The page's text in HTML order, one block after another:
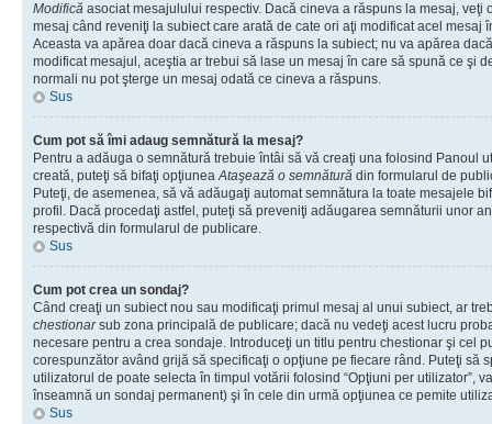
Modifică asociat mesajulului respectiv. Dacă cineva a răspuns la mesaj, veţi
mesaj când reveniţi la subiect care arată de cate ori aţi modificat acel mesaj
Aceasta va apărea doar dacă cineva a răspuns la subiect; nu va apărea
modificat mesajul, aceştia ar trebui să lase un mesaj în care să spună ce şi
normali nu pot şterge un mesaj odată ce cineva a răspuns.
Sus
Cum pot să îmi adaug semnătură la mesaj?
Pentru a adăuga o semnătură trebuie întâi să vă creaţi una folosind Panoul
creată, puteţi să bifaţi opţiuneaAtaşează o semnătură din formularul de
Puteţi, de asemenea, să vă adăugaţi automat semnătura la toate mesajele
profil. Dacă procedaţi astfel, puteţi să preveniţi adăugarea semnăturii unor
respectivă din formularul de publicare.
Sus
Cum pot crea un sondaj?
Când creaţi un subiect nou sau modificaţi primul mesaj al unui subiect, ar
chestionarsub zona principală de publicare; dacă nu vedeţi acest lucru
necesare pentru a crea sondaje. Introduceţi un titlu pentru chestionar şi cel
corespunzător având grijă să specificaţi o opţiune pe fiecare rând. Puteţi să
utilizatorul de poate selecta în timpul votării folosind “Opţiuni per utilizator”,
înseamnă un sondaj permanent) şi în cele din urmă opţiunea ce pemite
Sus